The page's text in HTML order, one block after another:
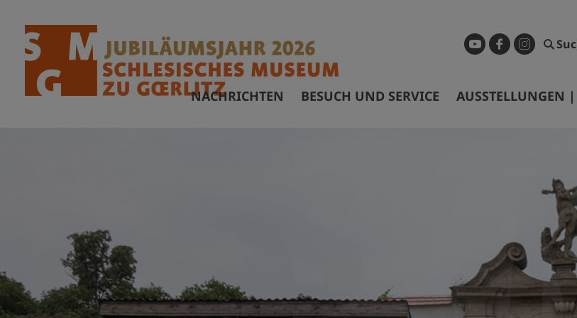
NACHRICHTEN BESUCH UND SERVICE
Anfragen und Recherchen
AUSSTELLUNGEN
Museum digital
Geschichtspfad